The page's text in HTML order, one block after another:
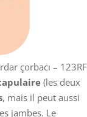
çorbacı – 123RF
(les deux
, mais il peut aussi
jambes. Le